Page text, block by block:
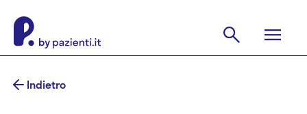
Indietro